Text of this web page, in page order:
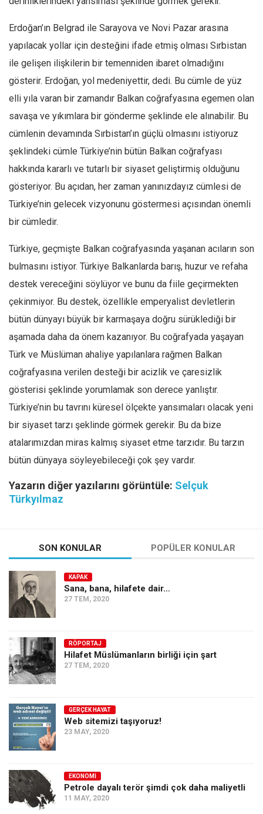
Erdoğan’ın Belgrad ile Sarayova ve Novi Pazar arasına
yapılacak yollar için desteğini ifade etmiş olması Sırbistan
ile gelişen ilişkilerin bir temenniden ibaret olmadığını
gösterir. Erdoğan, yol medeniyettir, dedi. Bu cümle de yüz
elli yıla varan bir zamandır Balkan coğrafyasına egemen olan
savaşa ve yıkımlara bir gönderme şeklinde ele alınabilir. Bu
cümlenin devamında Sırbistan’ın güçlü olmasını istiyoruz
şeklindeki cümle Türkiye’nin bütün Balkan coğrafyası
hakkında kararlı ve tutarlı bir siyaset geliştirmiş olduğunu
gösteriyor. Bu açıdan, her zaman yanınızdayız cümlesi de
Türkiye’nin gelecek vizyonunu göstermesi açısından önemli
bir cümledir.
Türkiye, geçmişte Balkan coğrafyasında yaşanan acıların son
bulmasını istiyor. Türkiye Balkanlarda barış, huzur ve refaha
destek vereceğini söylüyor ve bunu da fiile geçirmekten
çekinmiyor. Bu destek, özellikle emperyalist devletlerin
bütün dünyayı büyük bir karmaşaya doğru sürüklediği bir
aşamada daha da önem kazanıyor. Bu coğrafyada yaşayan
Türk ve Müslüman ahaliye yapılanlara rağmen Balkan
coğrafyasına verilen desteği bir acizlik ve çaresizlik
gösterisi şeklinde yorumlamak son derece yanlıştır.
Türkiye’nin bu tavrını küresel ölçekte yansımaları olacak yeni
bir siyaset tarzı şeklinde görmek gerekir. Bu da bize
atalarımızdan miras kalmış siyaset etme tarzıdır. Bu tarzın
bütün dünyaya söyleyebileceği çok şey vardır.
Yazarın diğer yazılarını görüntüle: Selçuk
Türkyılmaz
SON KONULAR POPÜLER KONULAR
KAPAK
Sana, bana, hilafete dair…
27 TEM, 2020
RÖPORTAJ
Hilafet Müslümanların birliği için şart
27 TEM, 2020
GERÇEK HAYAT
Web sitemizi taşıyoruz!
23 MAY, 2020
EKONOMI
Petrole dayalı terör şimdi çok daha maliyetli
11 MAY, 2020